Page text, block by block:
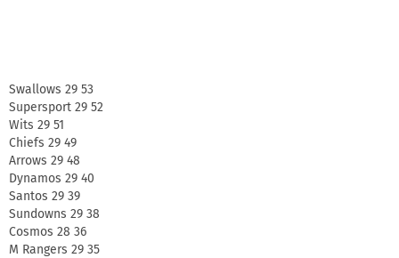
Swallows 29 53
Supersport 29 52
Wits 29 51
Chiefs 29 49
Arrows 29 48
Dynamos 29 40
Santos 29 39
Sundowns 29 38
Cosmos 28 36
M Rangers 29 35